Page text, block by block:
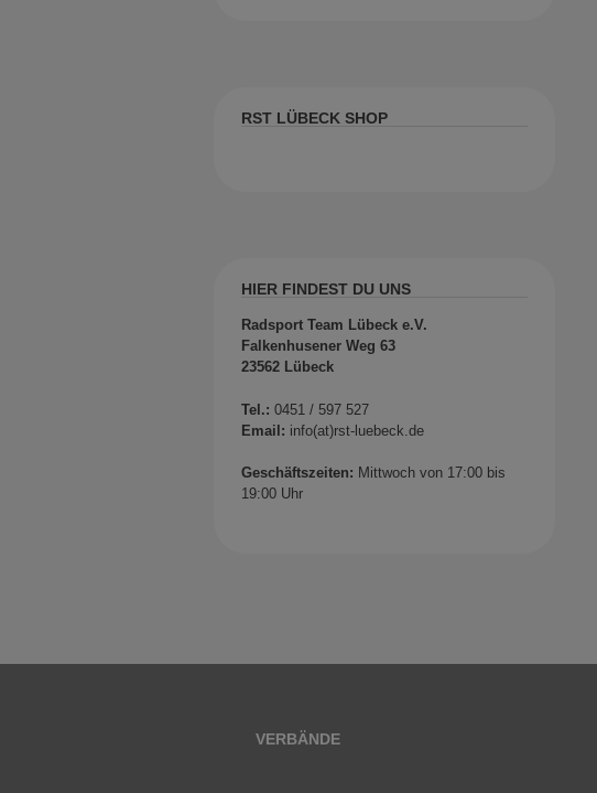
RST LÜBECK SHOP
HIER FINDEST DU UNS
Radsport Team Lübeck e.V.
Falkenhusener Weg 63
23562 Lübeck
Tel.: 0451 / 597 527
Email: info(at)rst-luebeck.de
Geschäftszeiten: Mittwoch von 17:00 bis
19:00 Uhr
VERBÄNDE